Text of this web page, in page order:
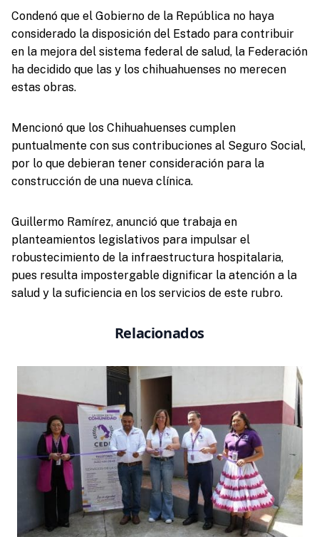
Condenó que el Gobierno de la República no haya
considerado la disposición del Estado para contribuir
en la mejora del sistema federal de salud, la Federación
ha decidido que las y los chihuahuenses no merecen
estas obras.
Mencionó que los Chihuahuenses cumplen
puntualmente con sus contribuciones al Seguro Social,
por lo que debieran tener consideración para la
construcción de una nueva clínica.
Guillermo Ramírez, anunció que trabaja en
planteamientos legislativos para impulsar el
robustecimiento de la infraestructura hospitalaria,
pues resulta impostergable dignificar la atención a la
salud y la suficiencia en los servicios de este rubro.
Relacionados